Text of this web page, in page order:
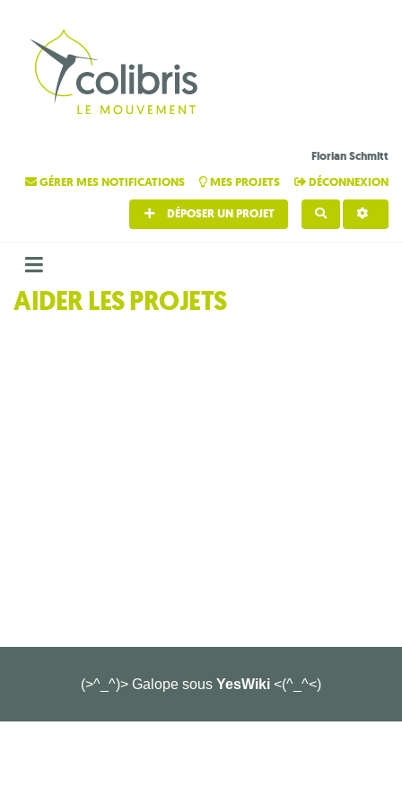
Florian Schmitt
GÉRER MES NOTIFICATIONS
MES PROJETS DÉCONNEXION
DÉPOSER UN PROJET
AIDER LES PROJETS
(>^_^)> Galope sous YesWiki <(^_^<)